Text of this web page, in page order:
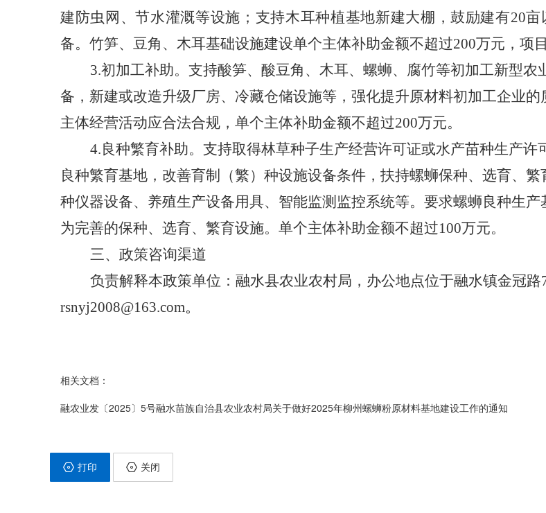
建防虫网、节水灌溉等设施；支持木耳种植基地新建大棚，鼓励建有20
备。竹笋、豆角、木耳基础设施建设单个主体补助金额不超过200万元，项
3.初加工补助。支持酸笋、酸豆角、木耳、螺蛳、腐竹等初加工新型农
备，新建或改造升级厂房、冷藏仓储设施等，强化提升原材料初加工企业
主体经营活动应合法合规，单个主体补助金额不超过200万元。
4.良种繁育补助。支持取得林草种子生产经营许可证或水产苗种生产
良种繁育基地，改善育制（繁）种设施设备条件，扶持螺蛳保种、选育、
种仪器设备、养殖生产设备用具、智能监测监控系统等。要求螺蛳良种生
为完善的保种、选育、繁育设施。单个主体补助金额不超过100万元。
三、政策咨询渠道
负责解释本政策单位：融水县农业农村局， 办公地点位于融水镇金冠路
rsnyj2008@163.com。
相关文档：
融农业发〔2025〕5号融水苗族自治县农业农村局关于做好2025年柳州螺蛳粉原材料基地建设工作的通知
打印 关闭